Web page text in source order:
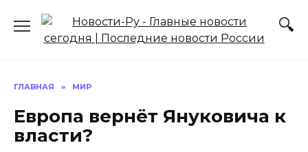
содержанию
ГЛАВНАЯ » МИР
Европа вернёт Януковича к
власти?